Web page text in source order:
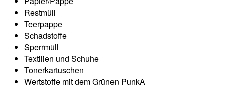
Restmüll
Teerpappe
Schadstoffe
Sperrmüll
Textilien und Schuhe
Tonerkartuschen
Wertstoffe mit dem Grünen PunkA